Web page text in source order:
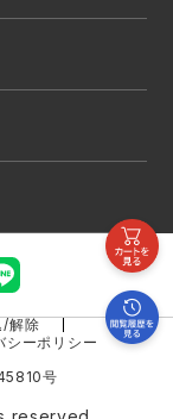
/解除
シーポリシー
号